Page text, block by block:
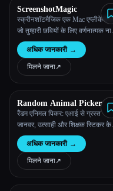
ScreenshotMagic
स्क्रीनशॉटमैजिक एक Mac एप्लीकेशन
जो तुम्हारी छवियों के लिए वर्णनात्मक
स्वचालित रूप से जनरेट करने के लिए AI
का इस्तेमाल करता है।
अधिक जानकारी →
मिलने जाना↗︎
Random Animal Picker
रैंडम एनिमल पिकर: एआई से ग्रस्त
जानवर, उत्साही और शिक्षक स्टिकर के
लिए रैंडम सिलेक्शन जनरेट करके विभिन्न
जानवरों को खोजें
अधिक जानकारी →
मिलने जाना↗︎